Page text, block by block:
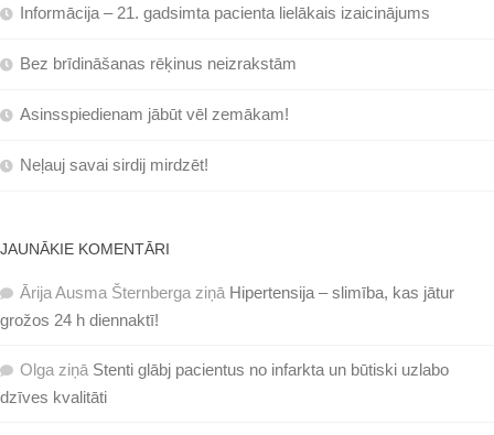
Informācija – 21. gadsimta pacienta lielākais izaicinājums
Bez brīdināšanas rēķinus neizrakstām
Asinsspiedienam jābūt vēl zemākam!
Neļauj savai sirdij mirdzēt!
JAUNĀKIE KOMENTĀRI
Ārija Ausma Šternberga ziņā Hipertensija – slimība, kas jātur
grožos 24 h diennaktī!
Olga ziņā Stenti glābj pacientus no infarkta un būtiski uzlabo
dzīves kvalitāti